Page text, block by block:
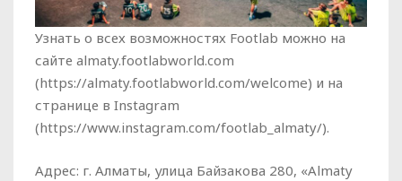
Узнать о всех возможностях Footlab можно на
сайте almaty.footlabworld.com
(https://almaty.footlabworld.com/welcome) и на
странице в Instagram
(https://www.instagram.com/footlab_almaty/).
Адрес: г. Алматы, улица Байзакова 280, «Almaty